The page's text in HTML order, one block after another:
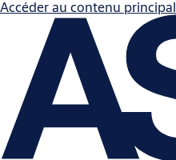
Accéder au contenu principal